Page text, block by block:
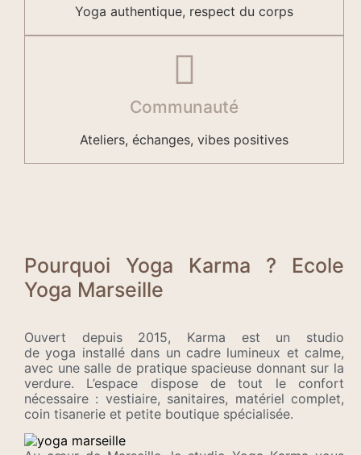
Yoga authentique, respect du corps
Communauté
Ateliers, échanges, vibes positives
Pourquoi Yoga Karma ? Ecole
Yoga Marseille
Ouvert depuis 2015, Karma est un studio
de yoga installé dans un cadre lumineux et calme,
avec une salle de pratique spacieuse donnant sur la
verdure. L’espace dispose de tout le confort
nécessaire : vestiaire, sanitaires, matériel complet,
coin tisanerie et petite boutique spécialisée.